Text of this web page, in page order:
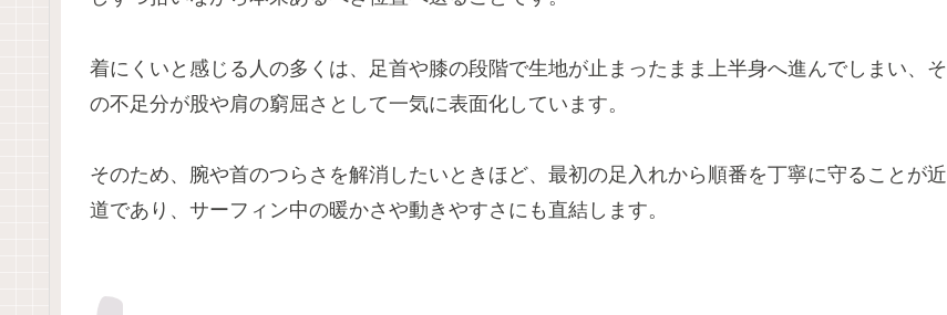
着にくいと感じる人の多くは、足首や膝の段階で生地が止まったまま上半身へ進んでしまい、そ
の不足分が股や肩の窮屈さとして一気に表面化しています。
そのため、腕や首のつらさを解消したいときほど、最初の足入れから順番を丁寧に守ることが近
道であり、サーフィン中の暖かさや動きやすさにも直結します。